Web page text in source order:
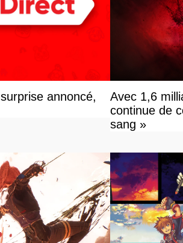
annoncé,
Avec 1,6
continue de
sang »